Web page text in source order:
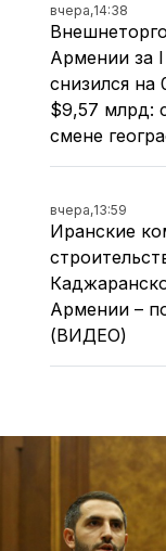
вчера,14:38
Армении за
снизился на
$9,57 млрд:
смене
вчера,13:59
Иранские
Армении –
(ВИДЕО)